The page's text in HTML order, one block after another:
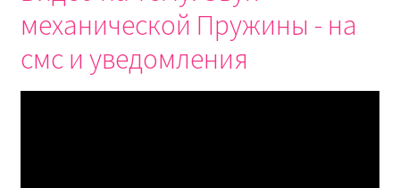
механической Пружины - на
смс и уведомления